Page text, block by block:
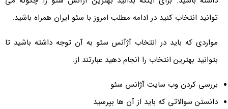
توانید انتخاب کنید در ادامه مطلب امروز با سئو ایران همراه باشید.
مواردی که باید در انتخاب آژآنس سئو به آن توجه داشته باشید تا
بتوانید بهترین انتخاب را انجام دهید عبارتند از:
بررسی کردن وب سایت آژانس سئو
دانستن سوالاتی که باید از آن ها بپرسید